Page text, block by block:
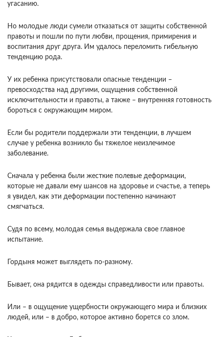
угасанию.
Но молодые люди сумели отказаться от защиты собственной
правоты и пошли по пути любви, прощения, примирения и
воспитания друг друга. Им удалось переломить гибельную
тенденцию рода.
У их ребенка присутствовали опасные тенденции –
превосходства над другими, ощущения собственной
исключительности и правоты, а также – внутренняя готовность
бороться с окружающим миром.
Если бы родители поддержали эти тенденции, в лучшем
случае у ребенка возникло бы тяжелое неизлечимое
заболевание.
Сначала у ребенка были жесткие полевые деформации,
которые не давали ему шансов на здоровье и счастье, а теперь
я увидел, как эти деформации постепенно начинают
смягчаться.
Судя по всему, молодая семья выдержала свое главное
испытание.
Гордыня может выглядеть по-разному.
Бывает, она рядится в одежды справедливости или правоты.
Или – в ощущение ущербности окружающего мира и близких
людей, или – в добро, которое активно борется со злом.